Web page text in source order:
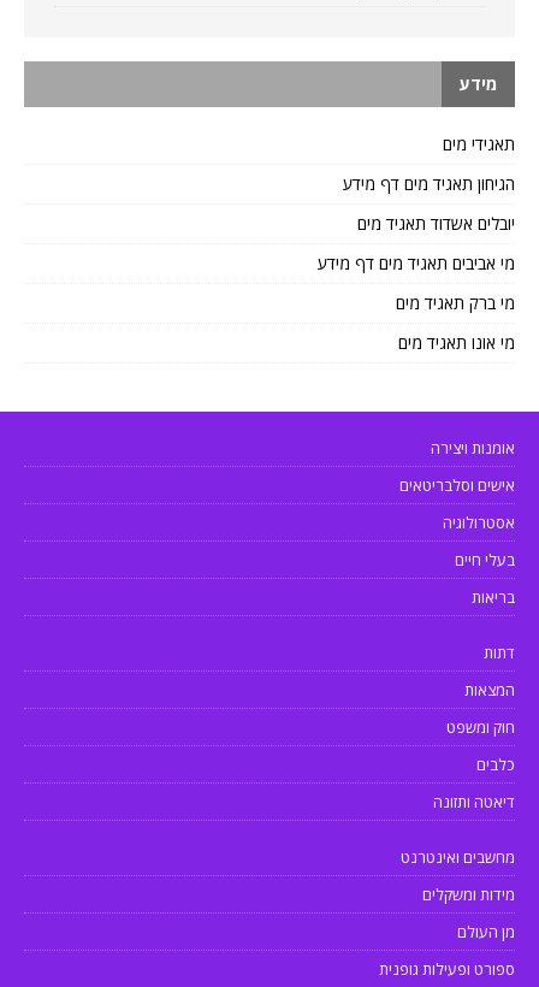
מידע
תאגידי מים
הגיחון תאגיד מים דף מידע
יובלים אשדוד תאגיד מים
מי אביבים תאגיד מים דף מידע
מי ברק תאגיד מים
מי אונו תאגיד מים
אומנות ויצירה
אישים וסלבריטאים
אסטרולוגיה
בעלי חיים
בריאות
דתות
המצאות
חוק ומשפט
כלבים
דיאטה ותזונה
מחשבים ואינטרנט
מידות ומשקלים
מן העולם
ספורט ופעילות גופנית